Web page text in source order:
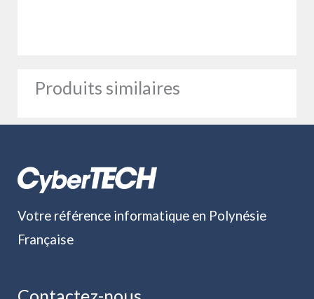
Produits similaires
Votre référence informatique en Polynésie
Française